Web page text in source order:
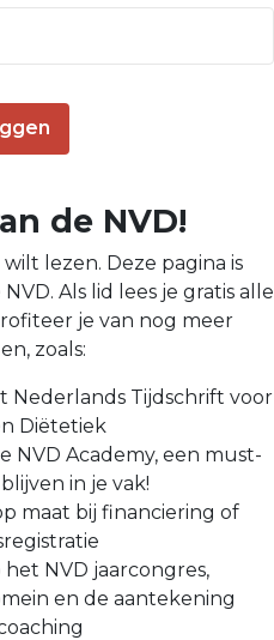
de NVD!
lezen. Deze pagina is
Als lid lees je gratis alle
je van nog meer
zoals:
Nederlands Tijdschrift voor
Diëtetiek
NVD Academy, een must-
in je vak!
maat bij financiering of
NVD jaarcongres,
en de aantekening